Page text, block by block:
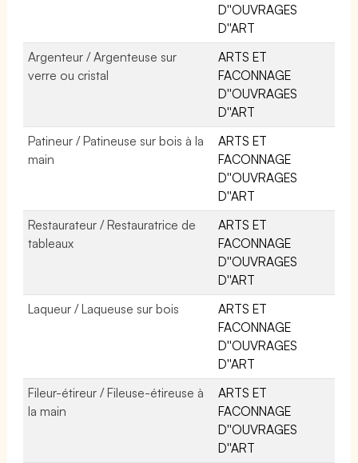
D''OUVRAGES
D''ART
Argenteur / Argenteuse sur
verre ou cristal
ARTS ET
FACONNAGE
D''OUVRAGES
D''ART
Patineur / Patineuse sur bois à la
main
ARTS ET
FACONNAGE
D''OUVRAGES
D''ART
Restaurateur / Restauratrice de
tableaux
ARTS ET
FACONNAGE
D''OUVRAGES
D''ART
Laqueur / Laqueuse sur bois
ARTS ET
FACONNAGE
D''OUVRAGES
D''ART
Fileur-étireur / Fileuse-étireuse à
la main
ARTS ET
FACONNAGE
D''OUVRAGES
D''ART